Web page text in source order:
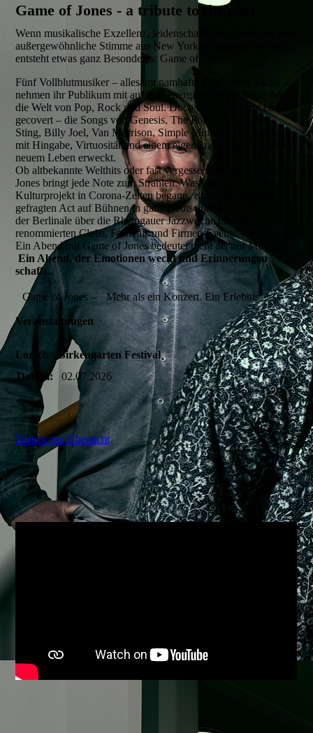
Game of Jones - a tribute to the past
Wenn musikalische Exzellenz, leidenschaftliches Spiel und eine
außergewöhnliche Stimme aus New York aufeinander treffen,
entsteht etwas ganz Besonderes: Game of Jones.
Fünf Vollblutmusiker – allesamt namhafte Profis ihres Fachs –
nehmen ihr Publikum mit auf eine energiegeladene Reise durch
die Welt von Pop, Rock und Soul. Doch hier wird nicht einfach
gecovert – die Songs von Genesis, The Police, Elton John,
Sting, Billy Joel, Van Morrison, Simple Minds u.v.m. werden
mit Hingabe, Virtuosität und einem eigenen, frischen Sound zu
neuem Leben erweckt.
Ob altbekannte Welthits oder fast vergessene Perlen – Game of
Jones bringt jede Note zum Strahlen. Was einst als spontanes
Kulturprojekt in Corona-Zeiten begann, ist längst zu einem
gefragten Act auf Bühnen in ganz Deutschland geworden – von
der Berlinale über die Rheingauer Jazzwoche bis hin zu
renommierten Clubs, Festivals und Firmen-Events.
Ein Abend mit Game of Jones bedeutet mehr als nur Musik:
Ein Abend, der Emotionen weckt und Erinnerungen
schafft..
Game of Jones – Mehr als ein Konzert. Ein Erlebnis
Veranstaltungen
Lorsch - Birkengarten Festival
Datum:
02.07.2026
Zurück zur Übersicht